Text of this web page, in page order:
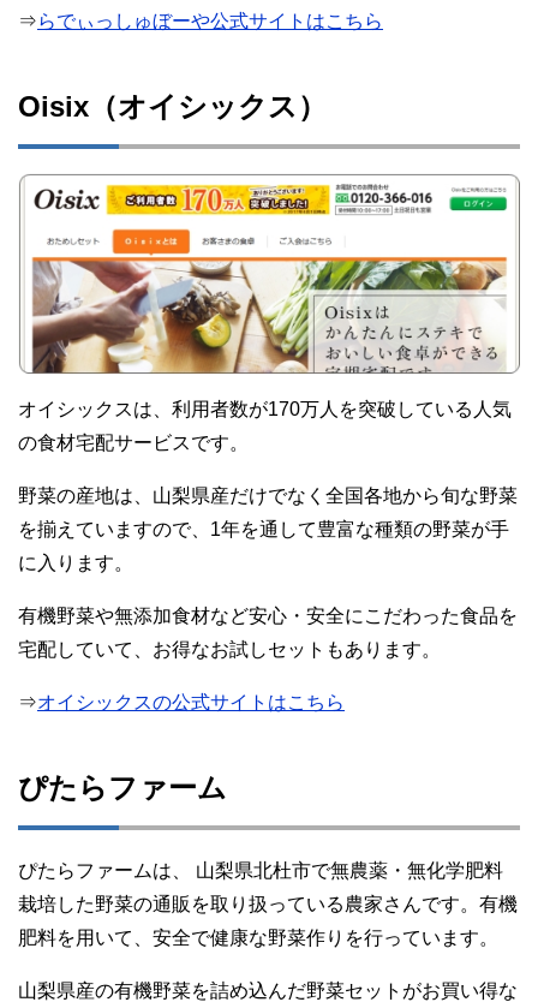
⇒らでぃっしゅぼーや公式サイトはこちら
Oisix（オイシックス）
オイシックスは、利用者数が170万人を突破している人気
の食材宅配サービスです。
野菜の産地は、山梨県産だけでなく全国各地から旬な野菜
を揃えていますので、1年を通して豊富な種類の野菜が手
に入ります。
有機野菜や無添加食材など安心・安全にこだわった食品を
宅配していて、お得なお試しセットもあります。
⇒オイシックスの公式サイトはこちら
ぴたらファーム
ぴたらファームは、 山梨県北杜市で無農薬・無化学肥料
栽培した野菜の通販を取り扱っている農家さんです。有機
肥料を用いて、安全で健康な野菜作りを行っています。
山梨県産の有機野菜を詰め込んだ野菜セットがお買い得な